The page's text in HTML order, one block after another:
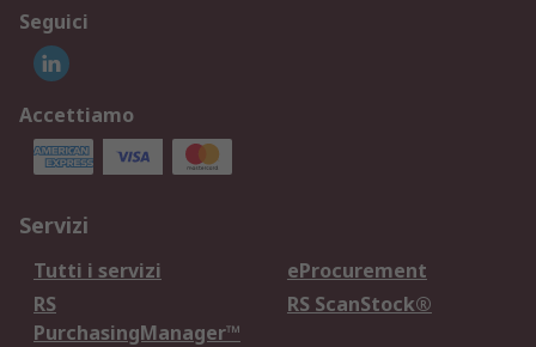
Seguici
Accettiamo
Servizi
Tutti i servizi
eProcurement
RS
PurchasingManager™
RS ScanStock®